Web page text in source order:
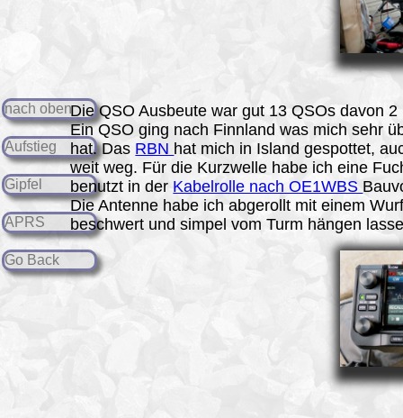
nach oben
Aufstieg
Gipfel
APRS
Go Back
Die QSO Ausbeute war gut 13 QSOs davon 2
Ein QSO ging nach Finnland was mich sehr
hat. Das RBN hat mich in Island gespottet,
weit weg. Für die Kurzwelle habe ich eine
benutzt in der Kabelrolle nach OE1WBS
Die Antenne habe ich abgerollt mit einem
beschwert und simpel vom Turm hängen